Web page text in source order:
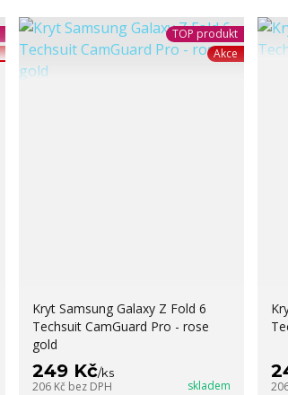
TOP produkt
Akce
Kryt Samsung Galaxy Z Fold 6
Techsuit CamGuard Pro - rose
gold
249 Kč/ks
206 Kč bez DPH skladem